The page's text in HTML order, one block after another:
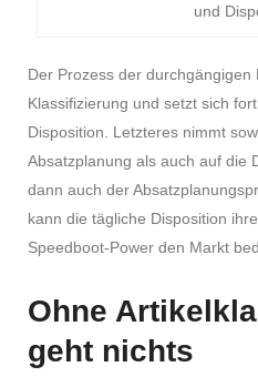
und
Der Prozess der
Klassifizierung und setzt sich
Disposition. Letzteres nimmt
Absatzplanung als auch auf die
dann auch der
kann die tägliche Disposition
Speedboot-Power den Markt
Ohne
geht nichts